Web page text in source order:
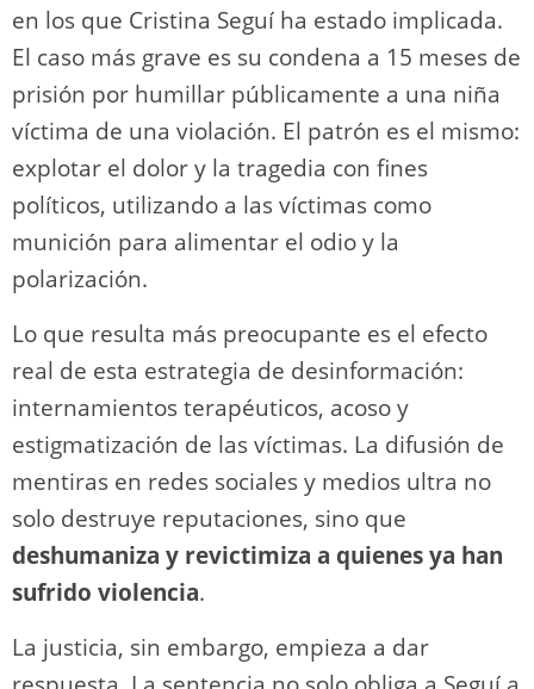
en los que Cristina Seguí ha estado implicada.
El caso más grave es su condena a 15 meses de
prisión por humillar públicamente a una niña
víctima de una violación. El patrón es el mismo:
explotar el dolor y la tragedia con fines
políticos, utilizando a las víctimas como
munición para alimentar el odio y la
polarización.
Lo que resulta más preocupante es el efecto
real de esta estrategia de desinformación:
internamientos terapéuticos, acoso y
estigmatización de las víctimas. La difusión de
mentiras en redes sociales y medios ultra no
solo destruye reputaciones, sino que
deshumaniza y revictimiza a quienes ya han
sufrido violencia.
La justicia, sin embargo, empieza a dar